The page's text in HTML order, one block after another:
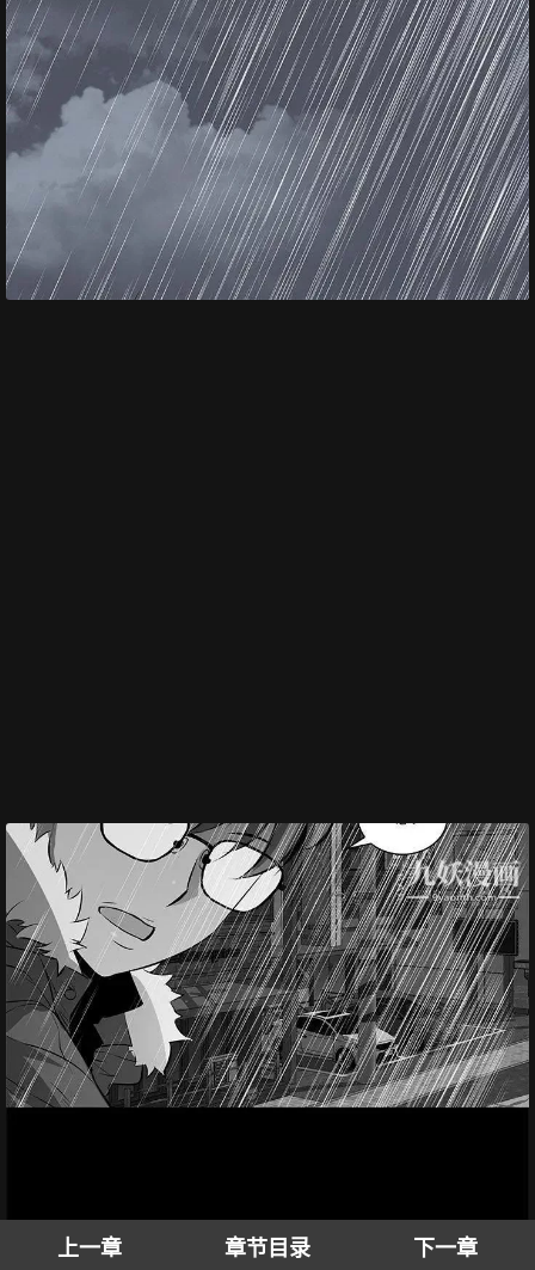
上一章 章节目录 下一章